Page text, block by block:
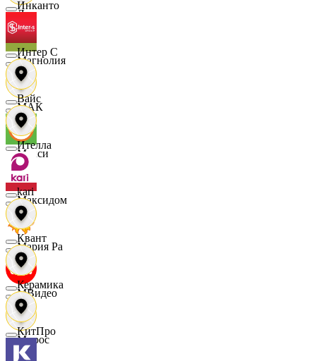
Луч
Магнолия
МАК
Макси
Максидом
Мария Ра
МВидео
Мирос
Инканто
Интер С
Вайс
Ителла
kari
Квант
Керамика
КитПро